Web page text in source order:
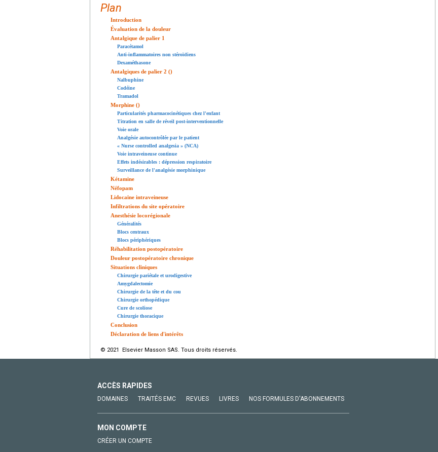
Plan
Introduction
Évaluation de la douleur
Antalgique de palier 1
Paracétamol
Anti-inflammatoires non stéroïdiens
Dexaméthasone
Antalgiques de palier 2 ()
Nalbuphine
Codéine
Tramadol
Morphine ()
Particularités pharmacocinétiques chez l'enfant
Titration en salle de réveil post-interventionnelle
Voie orale
Analgésie autocontrôlée par le patient
« Nurse controlled analgesia » (NCA)
Voie intraveineuse continue
Effets indésirables : dépression respiratoire
Surveillance de l'analgésie morphinique
Kétamine
Néfopam
Lidocaïne intraveineuse
Infiltrations du site opératoire
Anesthésie locorégionale
Généralités
Blocs centraux
Blocs périphériques
Réhabilitation postopératoire
Douleur postopératoire chronique
Situations cliniques
Chirurgie pariétale et urodigestive
Amygdalectomie
Chirurgie de la tête et du cou
Chirurgie orthopédique
Cure de scoliose
Chirurgie thoracique
Conclusion
Déclaration de liens d'intérêts
© 2021 Elsevier Masson SAS. Tous droits réservés.
ACCÈS RAPIDES
DOMAINES TRAITÉS EMC REVUES LIVRES NOS FORMULES D'ABONNEMENTS
MON COMPTE
CRÉER UN COMPTE